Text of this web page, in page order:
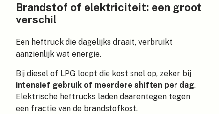
Brandstof of elektriciteit: een groot
verschil
Een heftruck die dagelijks draait, verbruikt
aanzienlijk wat energie.
Bij diesel of LPG loopt die kost snel op, zeker bij
intensief gebruik of meerdere shiften per dag.
Elektrische heftrucks laden daarentegen tegen
een fractie van de brandstofkost.